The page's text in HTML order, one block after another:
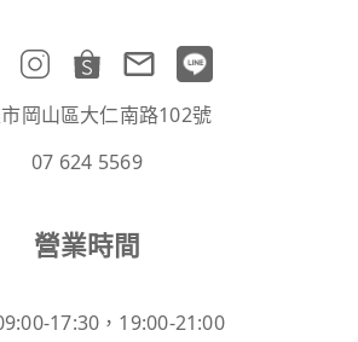
岡山區大仁南路102號
07 624 5569
營業時間
17:30，19:00-21:00